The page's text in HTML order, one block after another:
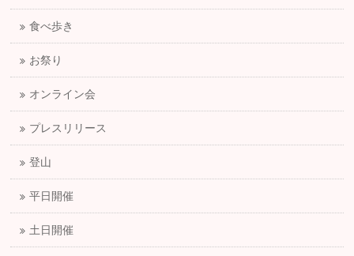
食べ歩き
お祭り
オンライン会
プレスリリース
登山
平日開催
土日開催